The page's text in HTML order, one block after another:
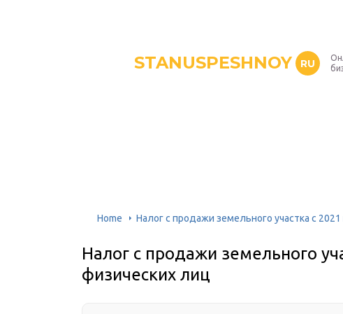
STANUSPESHNOY RU
Home Налог с продажи земельного участка с
Налог с продажи земельного
физических лиц